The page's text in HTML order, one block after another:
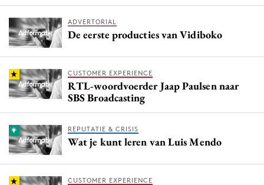
ADVERTORIAL
De eerste producties van Vidiboko
CUSTOMER EXPERIENCE
RTL-woordvoerder Jaap Paulsen naar
SBS Broadcasting
REPUTATIE & CRISIS
Wat je kunt leren van Luis Mendo
CUSTOMER EXPERIENCE